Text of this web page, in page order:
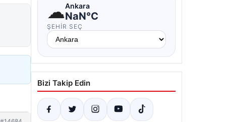
☁Ankara
NaN°C
ŞEHIR SEÇ
Bizi Takip Edin